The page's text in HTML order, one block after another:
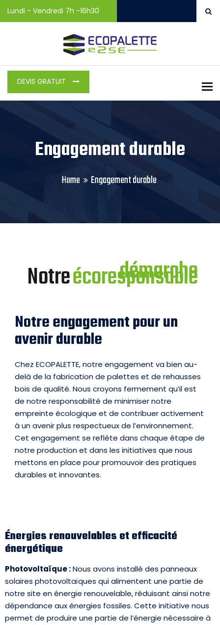
Lundi - Vendredi 7h -16h30
DEVIS GRATUIT
Engagement durable
Home Engagement durable
Notre démarche
écoresponsable
Notre engagement pour un
avenir durable​
Chez ECOPALETTE, notre engagement va bien au-
delà de la fabrication de palettes et de rehausses
bois de qualité. Nous croyons fermement qu’il est
de notre responsabilité de minimiser notre
empreinte écologique et de contribuer activement
à un avenir plus respectueux de l’environnement.
Cet engagement se reflète dans chaque étape de
notre production et dans les initiatives que nous
mettons en place pour promouvoir des pratiques
durables et innovantes.
Énergies renouvelables et efficacité
énergétique
Photovoltaïque :Nous avons installé des panneaux
solaires photovoltaïques qui alimentent une partie de
notre site en énergie renouvelable, réduisant ainsi notre
dépendance aux énergies fossiles. Cette initiative nous
permet de produire une partie de l’énergie nécessaire à